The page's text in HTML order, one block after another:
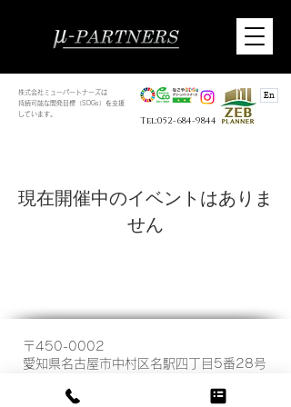
株式会社ミューパートナーズは
持続可能な開発目標（SDGs）を支援
しています。
Tel:052-684-9844
En
現在開催中のイベントはありま
せん
〒450-0002
愛知県名古屋市中村区名駅四丁目5番28号